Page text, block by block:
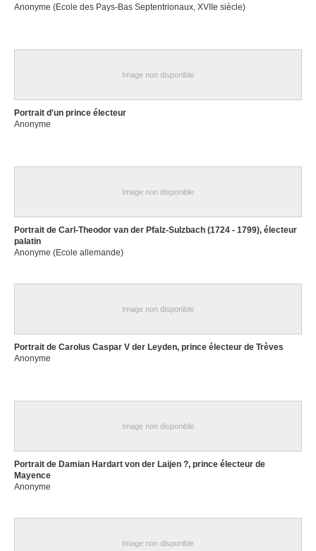
Anonyme (Ecole des Pays-Bas Septentrionaux, XVIIe siècle)
Image non disponible
Portrait d'un prince électeur
Anonyme
Image non disponible
Portrait de Carl-Theodor van der Pfalz-Sulzbach (1724 - 1799), électeur
palatin
Anonyme (Ecole allemande)
Image non disponible
Portrait de Carolus Caspar V der Leyden, prince électeur de Trèves
Anonyme
Image non disponible
Portrait de Damian Hardart von der Laijen ?, prince électeur de
Mayence
Anonyme
Image non disponible